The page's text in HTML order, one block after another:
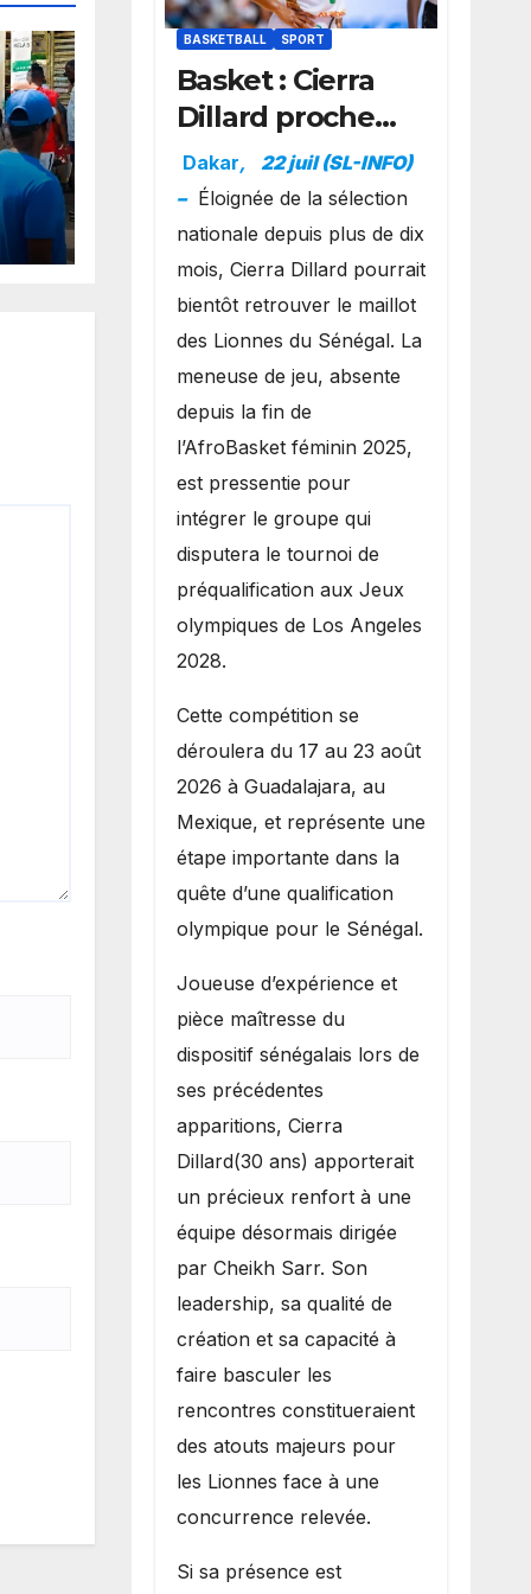
BASKETBALL SPORT
Basket : Cierra
Dillard proche
d’un grand
retour avec les
Lionnes ?
Dakar,
22 juil (SL-INFO)
– Éloignée de la sélection
nationale depuis plus de dix
mois, Cierra Dillard pourrait
bientôt retrouver le maillot
des Lionnes du Sénégal. La
meneuse de jeu, absente
depuis la fin de
l’AfroBasket féminin 2025,
est pressentie pour
intégrer le groupe qui
disputera le tournoi de
préqualification aux Jeux
olympiques de Los Angeles
2028.
Cette compétition se
déroulera du 17 au 23 août
2026 à Guadalajara, au
Mexique, et représente une
étape importante dans la
quête d’une qualification
olympique pour le Sénégal.
Joueuse d’expérience et
pièce maîtresse du
dispositif sénégalais lors de
ses précédentes
apparitions, Cierra
Dillard(30 ans) apporterait
un précieux renfort à une
équipe désormais dirigée
par Cheikh Sarr. Son
leadership, sa qualité de
création et sa capacité à
faire basculer les
rencontres constitueraient
des atouts majeurs pour
les Lionnes face à une
concurrence relevée.
Si sa présence est